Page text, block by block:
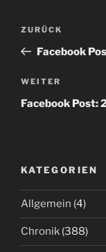
Beitrags-
Vorheriger
Beitrag
ZURÜCK
Facebook
Nächster
Beitrag
WEITER
Facebook
KATEGORIEN
Allgemein (4)
Chronik (388)